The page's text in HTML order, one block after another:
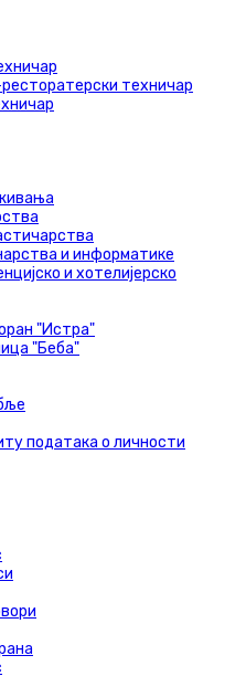
техничар
и информатике
и хотелијерско
"Истра"
"Беба"
података о личности